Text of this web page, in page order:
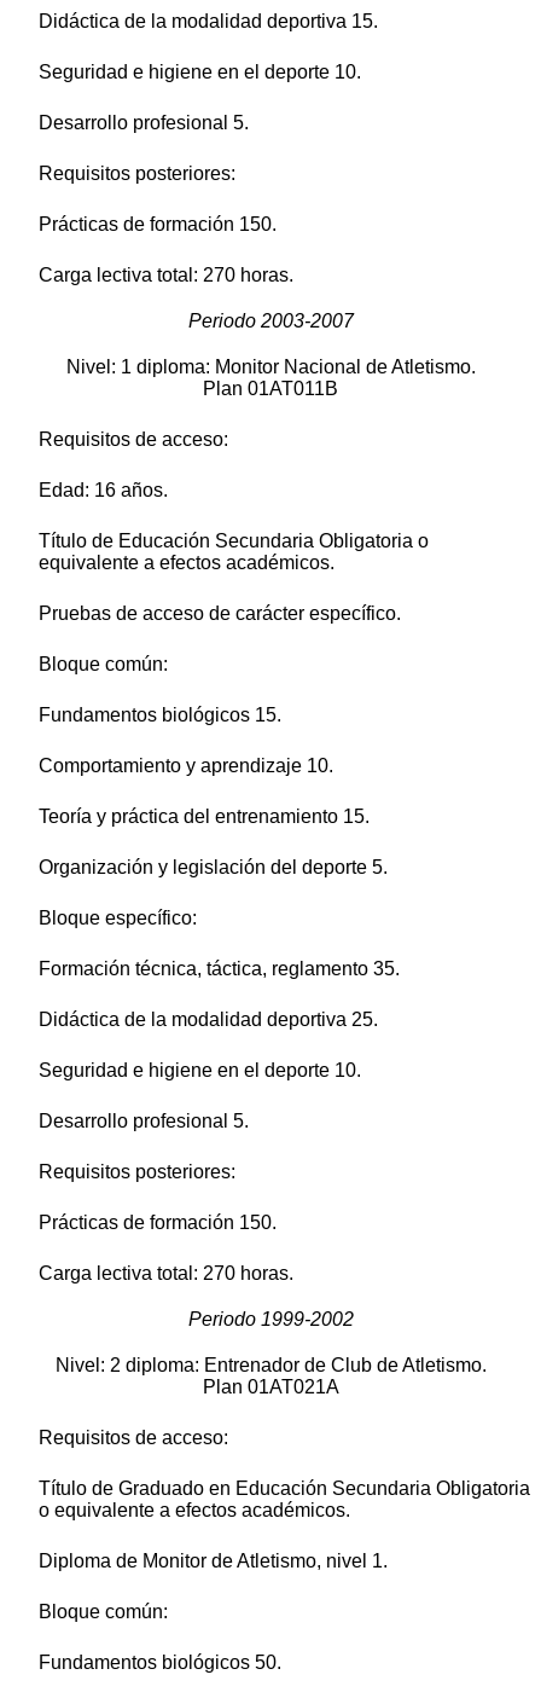
Didáctica de la modalidad deportiva 15.
Seguridad e higiene en el deporte 10.
Desarrollo profesional 5.
Requisitos posteriores:
Prácticas de formación 150.
Carga lectiva total: 270 horas.
Periodo 2003-2007
Nivel: 1 diploma: Monitor Nacional de Atletismo.
Plan 01AT011B
Requisitos de acceso:
Edad: 16 años.
Título de Educación Secundaria Obligatoria o
equivalente a efectos académicos.
Pruebas de acceso de carácter específico.
Bloque común:
Fundamentos biológicos 15.
Comportamiento y aprendizaje 10.
Teoría y práctica del entrenamiento 15.
Organización y legislación del deporte 5.
Bloque específico:
Formación técnica, táctica, reglamento 35.
Didáctica de la modalidad deportiva 25.
Seguridad e higiene en el deporte 10.
Desarrollo profesional 5.
Requisitos posteriores:
Prácticas de formación 150.
Carga lectiva total: 270 horas.
Periodo 1999-2002
Nivel: 2 diploma: Entrenador de Club de Atletismo.
Plan 01AT021A
Requisitos de acceso:
Título de Graduado en Educación Secundaria Obligatoria
o equivalente a efectos académicos.
Diploma de Monitor de Atletismo, nivel 1.
Bloque común:
Fundamentos biológicos 50.